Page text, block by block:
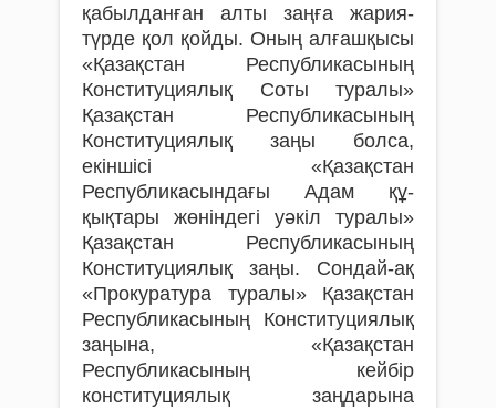
қабылданған ал­ты заңға жа­рия­­
түрде қол қойды. Оның алғаш­қысы
«Қа­зақстан Республикасының
Консти­ту­ция­лық Соты туралы»
Қазақстан Республи­касының
Конституциялық заңы болса,
екіншісі «Қазақстан
Республикасындағы Адам құ­
қықтары жөніндегі уәкіл туралы»
Қазақ­стан Республикасының
Конституциялық за­ңы. Сондай-ақ
«Прокуратура туралы» Қа­зақстан
Республикасының Конституциялық
заңына, «Қазақстан
Республикасының кей­бір
конституциялық заңдарына